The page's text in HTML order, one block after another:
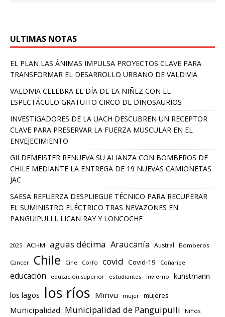
ULTIMAS NOTAS
EL PLAN LAS ÁNIMAS IMPULSA PROYECTOS CLAVE PARA
TRANSFORMAR EL DESARROLLO URBANO DE VALDIVIA
VALDIVIA CELEBRA EL DÍA DE LA NIÑEZ CON EL
ESPECTÁCULO GRATUITO CIRCO DE DINOSAURIOS
INVESTIGADORES DE LA UACH DESCUBREN UN RECEPTOR
CLAVE PARA PRESERVAR LA FUERZA MUSCULAR EN EL
ENVEJECIMIENTO
GILDEMEISTER RENUEVA SU ALIANZA CON BOMBEROS DE
CHILE MEDIANTE LA ENTREGA DE 19 NUEVAS CAMIONETAS
JAC
SAESA REFUERZA DESPLIEGUE TÉCNICO PARA RECUPERAR
EL SUMINISTRO ELÉCTRICO TRAS NEVAZONES EN
PANGUIPULLI, LICAN RAY Y LONCOCHE
2025 ACHM aguas décima Araucanía Austral Bomberos
Cancer Chile Cine Corfo covid Covid-19 Coñaripe
educación educación superior estudiantes invierno kunstmann
los lagos los ríos Minvu mujer mujeres
Municipalidad Municipalidad de Panguipulli Niños